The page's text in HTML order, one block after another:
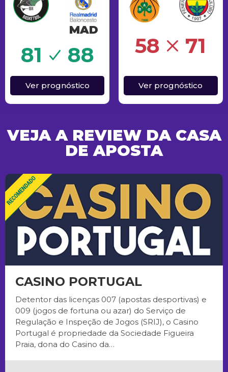
MAD
81 88
Ver prognóstico
58
Erro 71
Ver prognóstico
VEJA A REVIEW DA CASA
DE APOSTA
CASINO PORTUGAL
Detentor das licenças 007 (apostas desportivas) e
009 (jogos de fortuna ou azar) do Serviço de
Regulação e Inspeção de Jogos (SRIJ), o Casino
Portugal é propriedade da Sociedade Figueira
Praia, dona do Casino da…